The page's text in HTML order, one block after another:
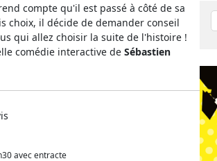
compte qu'il est passé à côté de sa
choix, il décide de demander conseil
qui allez choisir la suite de l'histoire !
comédie interactive de Sébastien
avec entracte